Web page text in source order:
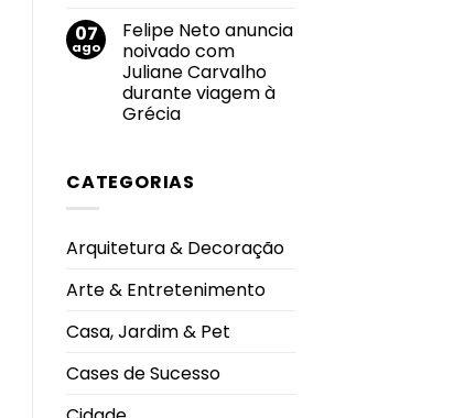
em
Rebeca
Andrade
alcança
maior
nota
do
em
2026
07
ago
Felipe Neto anuncia
noivado com
Juliane Carvalho
durante viagem à
Grécia
Felipe
Neto
Juliane
viagem
Grécia
CATEGORIAS
Arquitetura & Decoração
Arte & Entretenimento
Casa, Jardim & Pet
Cases de Sucesso